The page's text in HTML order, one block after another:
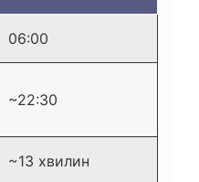
06:00
~22:30
~13 хвилин